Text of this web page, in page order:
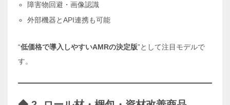
障害物回避・画像認識
外部機器とAPI連携も可能
“低価格で導入しやすいAMRの決定版”として注目モデルで
す。